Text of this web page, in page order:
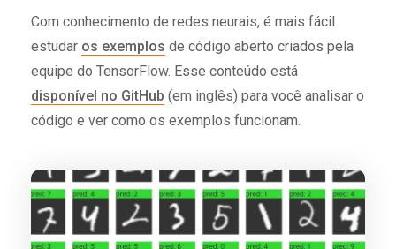
Com conhecimento de redes neurais, é mais fácil
estudar os exemplos de código aberto criados pela
equipe do TensorFlow. Esse conteúdo está
disponível no GitHub (em inglês) para você analisar o
código e ver como os exemplos funcionam.